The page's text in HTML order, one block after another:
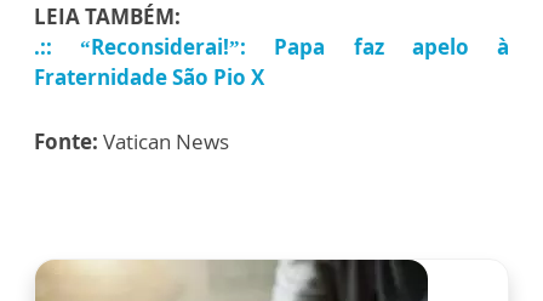
LEIA TAMBÉM:
.:: “Reconsiderai!”: Papa faz apelo à
Fraternidade São Pio X
Fonte: Vatican News